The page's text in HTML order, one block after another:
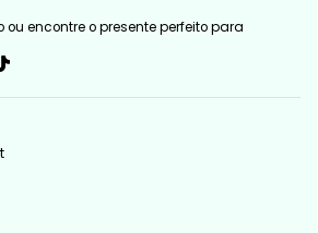
ou encontre o presente perfeito para